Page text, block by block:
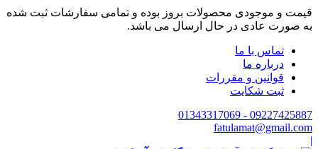
قیمت و موجودی محصولات بروز بوده و تمامی سفارشات ثبت شده
به صورت عادی در حال ارسال می باشد.
تماس با ما
درباره ما
قوانین و مقررات
ثبت شکایت
09227425887 - 01343317069
fatulamat@gmail.com
|